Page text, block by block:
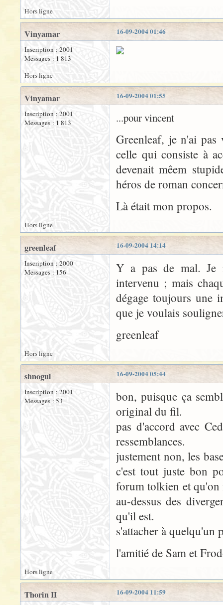
Hors ligne
16-09-2004 01:46
Vinyamar
Inscription : 2001
Messages : 1 813
Hors ligne
16-09-2004 01:55
Vinyamar
Inscription : 2001
Messages : 1 813
...pour vincent
Greenleaf, je n'ai
celle qui consiste à
devenait mêem
héros de roman
Là était mon propos.
Hors ligne
16-09-2004 14:14
greenleaf
Inscription : 2000
Messages : 156
Y a pas de mal. Je
intervenu ; mais
dégage toujours une
que je voulais
greenleaf
Hors ligne
16-09-2004 05:44
shnogul
Inscription : 2001
Messages : 53
bon, puisque ça
original du fil.
pas d'accord avec
ressemblances.
justement non, les
c'est tout juste bon
forum tolkien et qu'on
au-dessus des
qu'il est.
s'attacher à
l'amitié de Sam et
Hors ligne
16-09-2004 11:59
Thorin II